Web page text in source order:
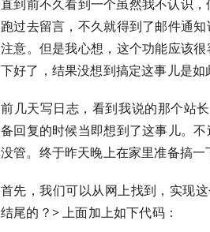
直到前不久看到一个虽然我不认识
跑过去留言，不久就得到了邮件通
注意。但是我心想，这个功能应该
下好了，结果没想到搞定这事儿是如
前几天写日志，看到我说的那个站
备回复的时候当即想到了这事儿。
没管。终于昨天晚上在家里准备搞一
首先，我们可以从网上找到，实现
结尾的？> 上面加上如下代码：